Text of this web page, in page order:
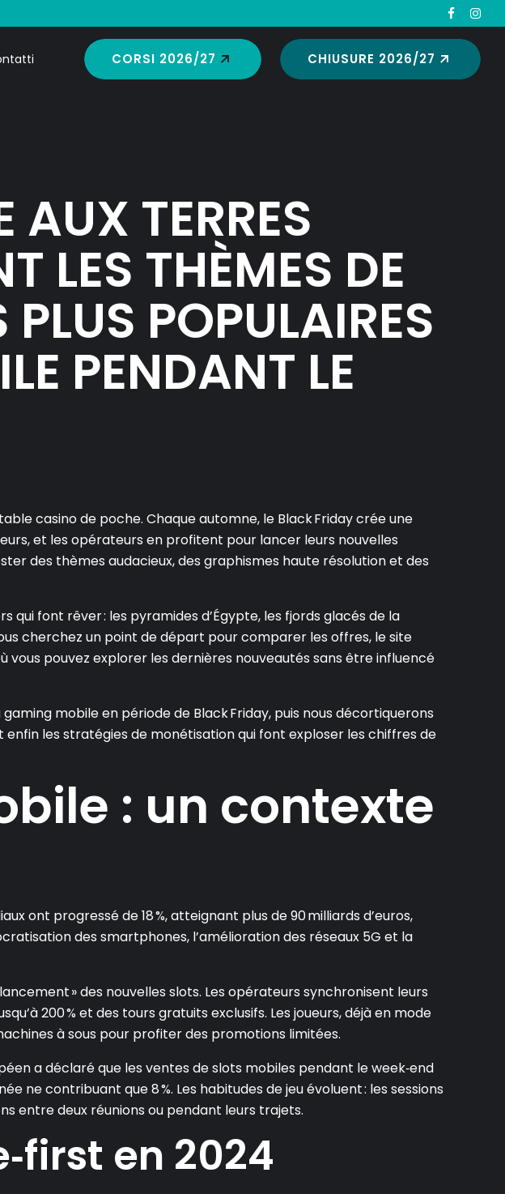
CORSI 2026/27 CHIUSURE 2026/27
AUX TERRES
LES THÈMES DE
POPULAIRES
PENDANT LE
casino de poche. Chaque automne, le Black Friday crée une
et les opérateurs en profitent pour lancer leurs nouvelles
des thèmes audacieux, des graphismes haute résolution et des
font rêver : les pyramides d’Égypte, les fjords glacés de la
cherchez un point de départ pour comparer les offres, le site
pouvez explorer les dernières nouveautés sans être influencé
mobile en période de Black Friday, puis nous décortiquerons
les stratégies de monétisation qui font exploser les chiffres de
: un contexte
ont progressé de 18 %, atteignant plus de 90 milliards d’euros,
des smartphones, l’amélioration des réseaux 5G et la
» des nouvelles slots. Les opérateurs synchronisent leurs
200 % et des tours gratuits exclusifs. Les joueurs, déjà en mode
à sous pour profiter des promotions limitées.
a déclaré que les ventes de slots mobiles pendant le week‑end
ne contribuant que 8 %. Les habitudes de jeu évoluent : les sessions
entre deux réunions ou pendant leurs trajets.
en 2024